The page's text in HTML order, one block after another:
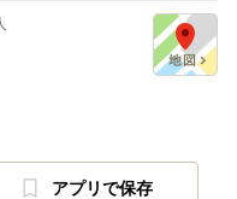
アプリで保存